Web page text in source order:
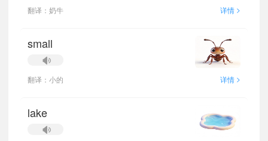
翻译：奶牛 详情 >
small
翻译：小的 详情 >
lake